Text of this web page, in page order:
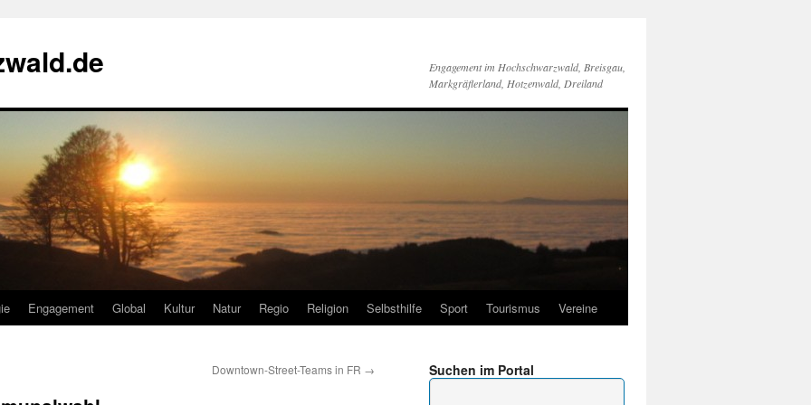
Engagement im Hochschwarzwald, Breisgau,
Markgräflerland, Hotzenwald, Dreiland
Engagement Global Kultur Natur Regio Religion Selbsthilfe Sport Tourismus Vereine
Downtown-Street-Teams in FR → Suchen im Portal